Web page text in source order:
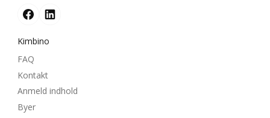
Kimbino
FAQ
Kontakt
Anmeld indhold
Byer